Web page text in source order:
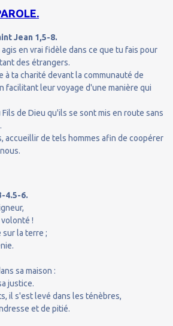
Jean 1,5-8.
en vrai fidèle dans ce que tu fais pour
des étrangers.
à ta charité devant la communauté de
facilitant leur voyage d'une manière qui
de Dieu qu'ils se sont mis en route sans
accueillir de tels hommes afin de coopérer
4.5-6.
!
sur la terre ;
sa maison :
justice.
il s'est levé dans les ténèbres,
et de pitié.